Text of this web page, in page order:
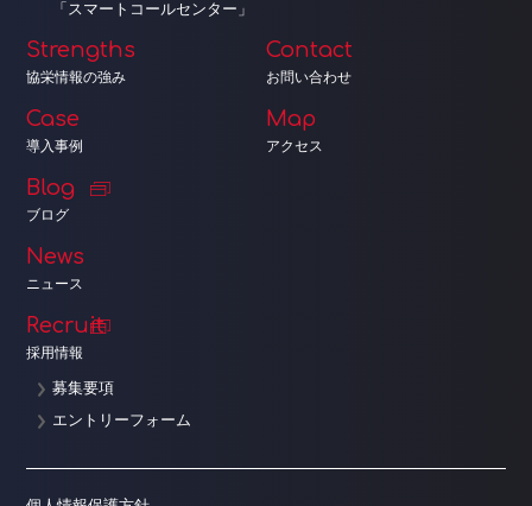
「スマートコールセンター」
Strengths
協栄情報の強み
Case
導入事例
Blog
ブログ
News
ニュース
Contact
お問い合わせ
Map
アクセス
Recruit
採用情報
募集要項
エントリーフォーム